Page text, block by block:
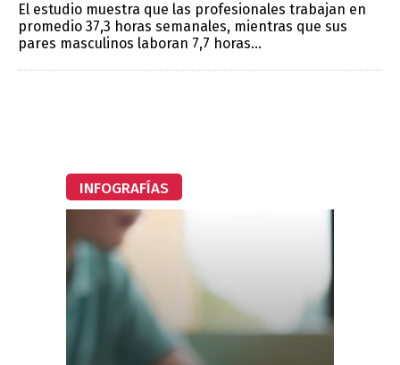
El estudio muestra que las profesionales trabajan en
promedio 37,3 horas semanales, mientras que sus
pares masculinos laboran 7,7 horas...
INFOGRAFÍAS